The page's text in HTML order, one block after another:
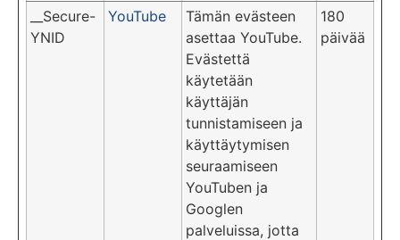
__Secure-
YNID
YouTube
Tämän evästeen
asettaa YouTube.
Evästettä
käytetään
käyttäjän
tunnistamiseen ja
käyttäytymisen
seuraamiseen
YouTuben ja
Googlen
palveluissa, jotta
180
päivää